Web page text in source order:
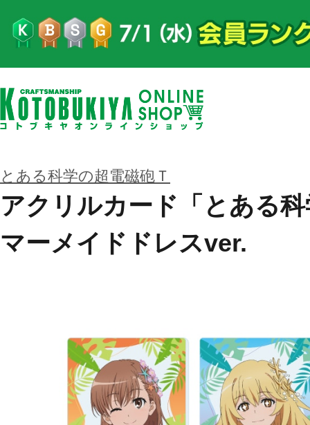
とある科学の超電磁砲Ｔ
アクリルカード「とある
マーメイドドレスver.